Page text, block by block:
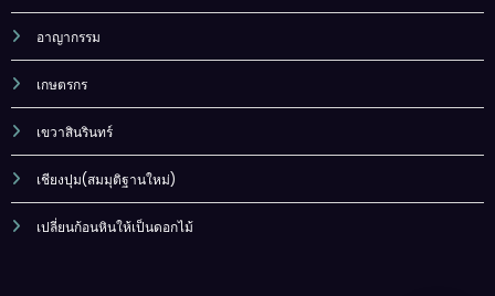
อาญากรรม
เกษตรกร
เขวาสินรินทร์
เชียงปุม(สมมุติฐานใหม่)
เปลี่ยนก้อนหินให้เป็นดอกไม้